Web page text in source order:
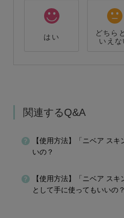
はい
どちら
いえな
関連するQ&A
【使用方法】「ニベア ス
いの？
【使用方法】「ニベア ス
として手に使ってもいいの？